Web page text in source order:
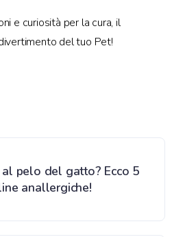
e curiosità per la cura, il
del tuo Pet!
pelo del gatto? Ecco 5
anallergiche!